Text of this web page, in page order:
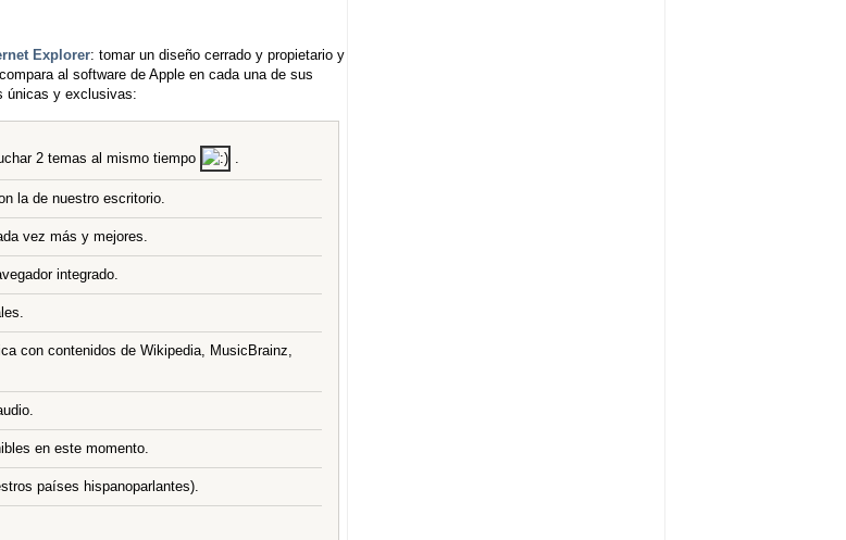
Explorer: tomar un diseño cerrado y propietario y
al software de Apple en cada una de sus
únicas y exclusivas:
2 temas al mismo tiempo .
la de nuestro escritorio.
vez más y mejores.
integrado.
con contenidos de Wikipedia, MusicBrainz,
en este momento.
países hispanoparlantes).